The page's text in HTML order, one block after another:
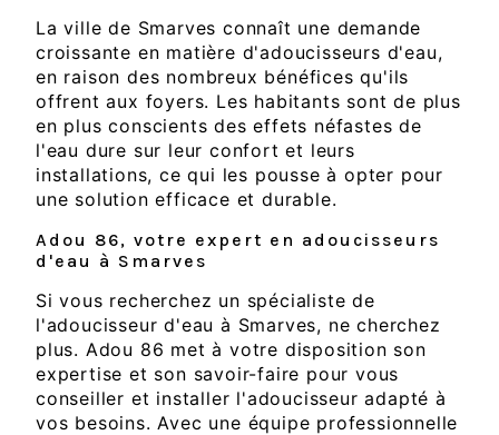
La ville de Smarves connaît une demande
croissante en matière d'adoucisseurs d'eau,
en raison des nombreux bénéfices qu'ils
offrent aux foyers. Les habitants sont de plus
en plus conscients des effets néfastes de
l'eau dure sur leur confort et leurs
installations, ce qui les pousse à opter pour
une solution efficace et durable.
Adou 86, votre expert en adoucisseurs
d'eau à Smarves
Si vous recherchez un spécialiste de
l'adoucisseur d'eau à Smarves, ne cherchez
plus. Adou 86 met à votre disposition son
expertise et son savoir-faire pour vous
conseiller et installer l'adoucisseur adapté à
vos besoins. Avec une équipe professionnelle